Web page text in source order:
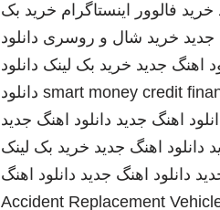
خرید فالوور اینستاگرام خرید بک
جدید خرید شال و روسری دانلود
اهنگ جدید خرید بک لینک دانلود
smart money credit دانلود
اهنگ جدید دانلود اهنگ جدید
دانلود اهنگ جدید خرید بک لینک
دانلود اهنگ جدید دانلود اهنگ
Accident Replacement